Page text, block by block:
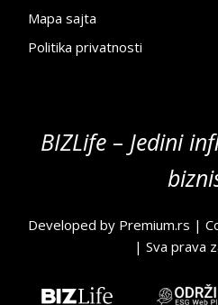
Mapa sajta
Politika privatnosti
BIZLife – Jedini
Developed by Premium.rs |
| Sva prava